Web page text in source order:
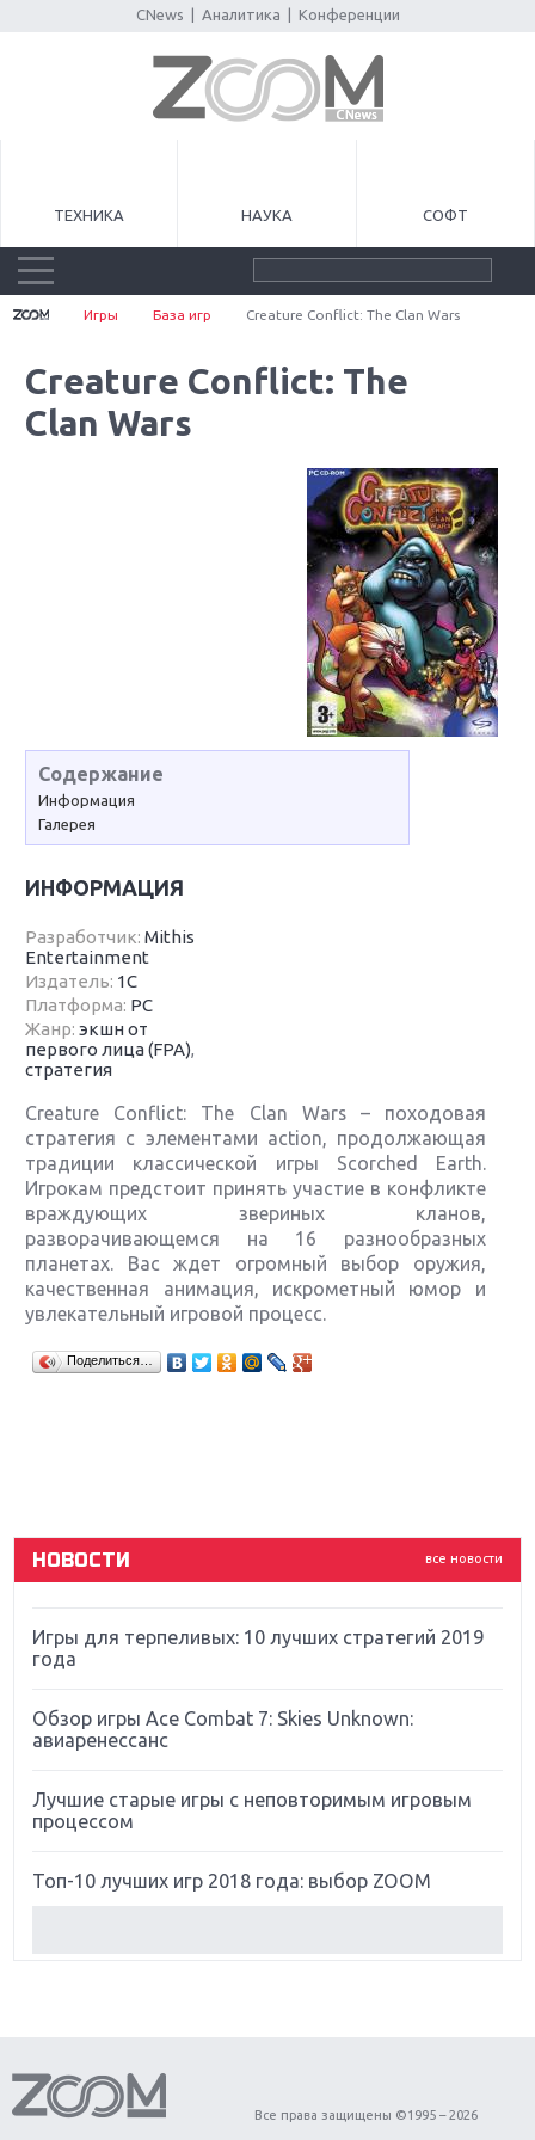
CNews Аналитика Конференции
ТЕХНИКА НАУКА СОФТ
Игры База игр Creature Conflict: The Clan Wars
Creature Conflict: The
Clan Wars
Содержание
Информация
Галерея
ИНФОРМАЦИЯ
Разработчик:Mithis
Entertainment
Издатель: 1С
Платформа: PC
Жанр:экшн от
первого лица (FPA),
стратегия
Creature Conflict: The Clan Wars – походовая
стратегия с элементами action, продолжающая
традиции классической игры Scorched Earth.
Игрокам предстоит принять участие в конфликте
враждующих звериных кланов,
разворачивающемся на 16 разнообразных
планетах. Вас ждет огромный выбор оружия,
качественная анимация, искрометный юмор и
увлекательный игровой процесс.
Поделиться…
все новости
НОВОСТИ
Крупнейшие релизы мая: Nintendo, Microsoft и
Sony
Far Cry 5: хвалить нельзя ругать
Игры для терпеливых: 10 лучших стратегий 2019
года
Обзор игры Ace Combat 7: Skies Unknown:
авиаренессанс
Лучшие старые игры с неповторимым игровым
процессом
Топ-10 лучших игр 2018 года: выбор ZOOM
Обзор игры Forza Horizon 4: вершина эволюции
Все права защищены ©1995 – 2026